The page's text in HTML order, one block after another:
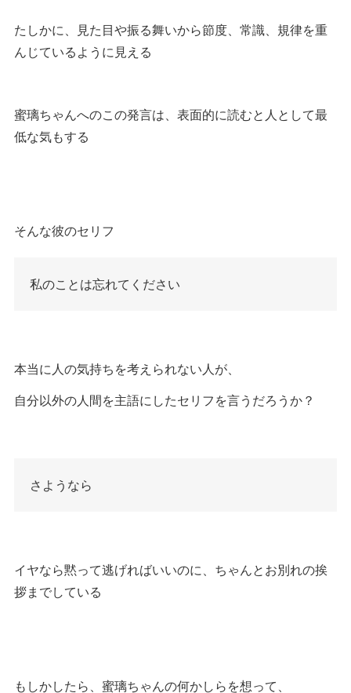
たしかに、見た目や振る舞いから節度、常識、規律を重
んじているように見える
蜜璃ちゃんへのこの発言は、表面的に読むと人として最
低な気もする
そんな彼のセリフ
私のことは忘れてください
本当に人の気持ちを考えられない人が、
自分以外の人間を主語にしたセリフを言うだろうか？
さようなら
イヤなら黙って逃げればいいのに、ちゃんとお別れの挨
拶までしている
もしかしたら、蜜璃ちゃんの何かしらを想って、